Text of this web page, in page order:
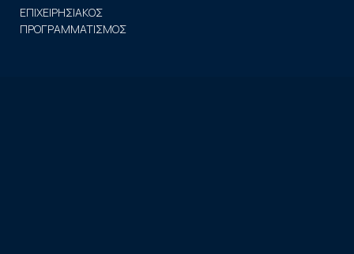
ΕΠΙΧΕΙΡΗΣΙΑΚΟΣ
ΠΡΟΓΡΑΜΜΑΤΙΣΜΟΣ